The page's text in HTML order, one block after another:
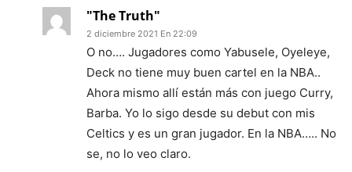
"The Truth"
2 diciembre 2021 En 22:09
O no…. Jugadores como Yabusele, Oyeleye,
Deck no tiene muy buen cartel en la NBA..
Ahora mismo allí están más con juego Curry,
Barba. Yo lo sigo desde su debut con mis
Celtics y es un gran jugador. En la NBA….. No
se, no lo veo claro.